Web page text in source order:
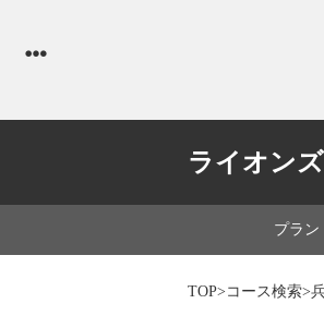
ライオン
プラン
TOP> コース検索>